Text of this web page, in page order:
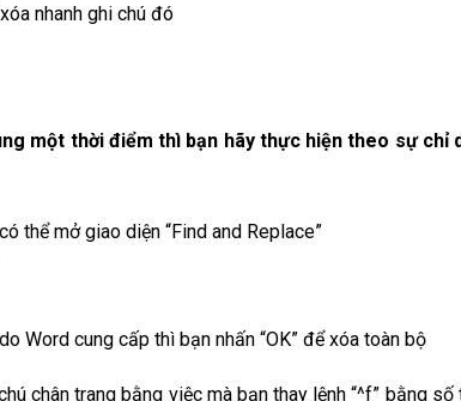
nhanh ghi chú đó
một thời điểm thì bạn hãy thực hiện theo sự chỉ
thể mở giao diện “Find and Replace”
Word cung cấp thì bạn nhấn “OK” để xóa toàn bộ
chân trang bằng việc mà bạn thay lệnh “^f” bằng số